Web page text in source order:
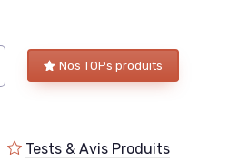
Nos TOPs produits
Tests & Avis Produits